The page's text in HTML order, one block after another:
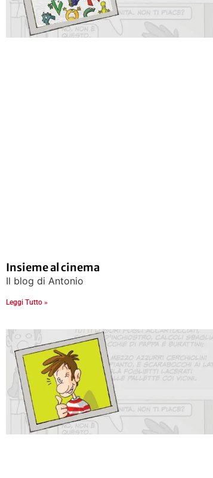
Insieme al cinema
Il blog di Antonio
Leggi Tutto »